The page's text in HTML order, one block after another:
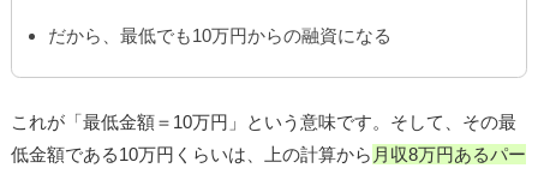
だから、最低でも10万円からの融資になる
これが「最低金額＝10万円」という意味です。そして、その最
低金額である10万円くらいは、上の計算から 月収8万円あるパー